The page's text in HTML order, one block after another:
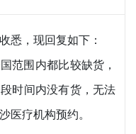
悉，现回复如下：
范围内都比较缺货，
时间内没有货，无法
医疗机构预约。